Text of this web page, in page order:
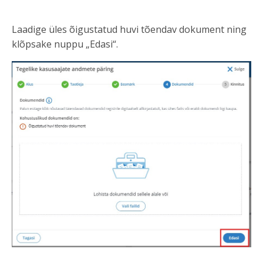
Laadige üles õigustatud huvi tõendav dokument ning
klõpsake nuppu „Edasi“.